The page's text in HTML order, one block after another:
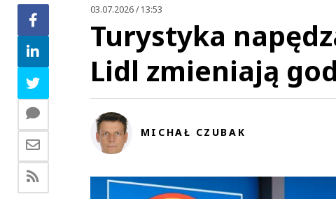
03.07.2026 / 13:53
Turystyka
Lidl zmieniają
MICHAŁ CZUBAK